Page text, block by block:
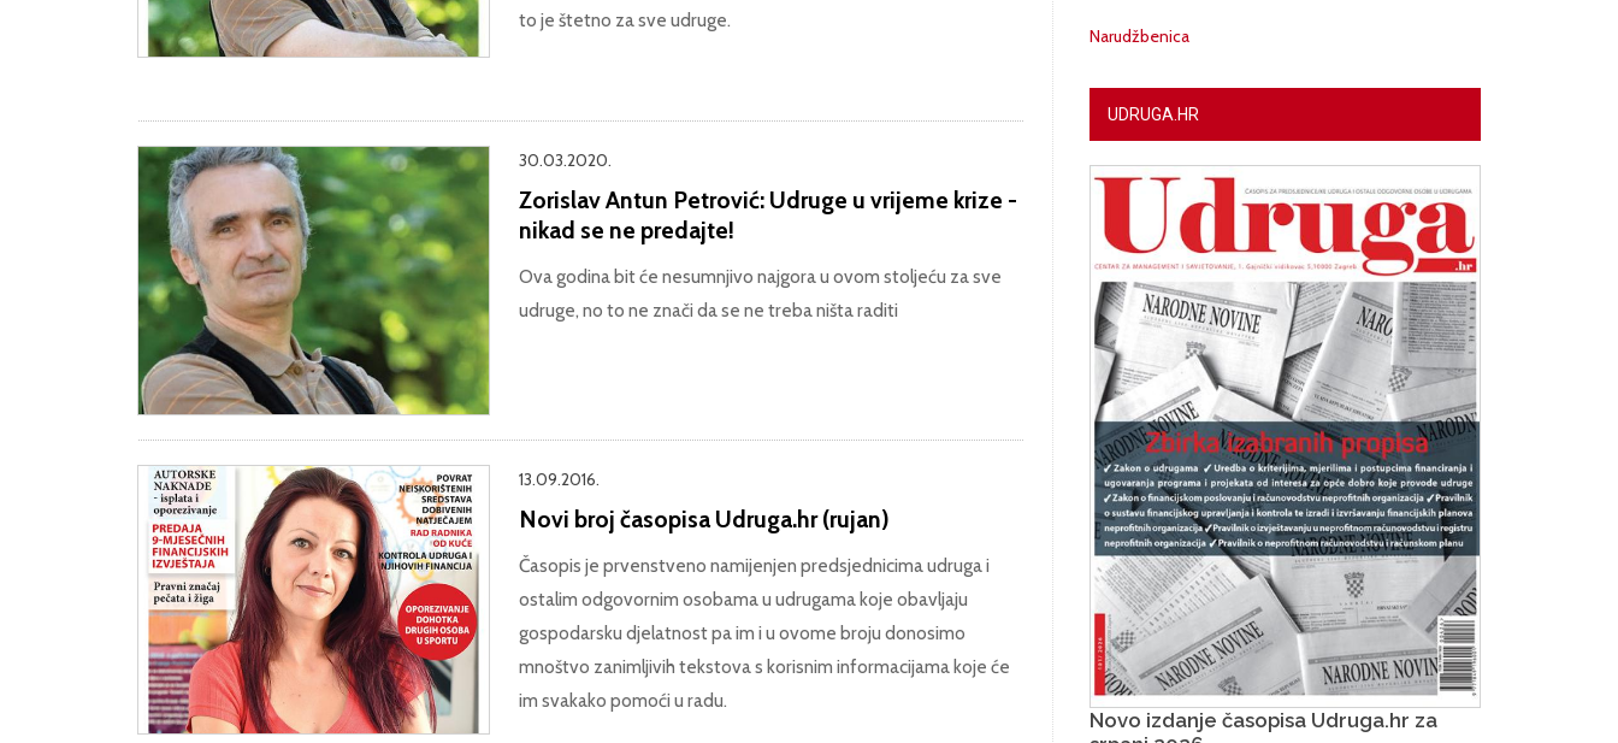
to je štetno za sve udruge.
30.03.2020.
Zorislav Antun Petrović: Udruge u vrijeme krize -
nikad se ne predajte!
Ova godina bit će nesumnjivo najgora u ovom stoljeću za sve
udruge, no to ne znači da se ne treba ništa raditi
13.09.2016.
Novi broj časopisa Udruga.hr (rujan)
Časopis je prvenstveno namijenjen predsjednicima udruga i
ostalim odgovornim osobama u udrugama koje obavljaju
gospodarsku djelatnost pa im i u ovome broju donosimo
mnoštvo zanimljivih tekstova s korisnim informacijama koje će
im svakako pomoći u radu.
Narudžbenica
UDRUGA.HR
Novo izdanje časopisa Udruga.hr za